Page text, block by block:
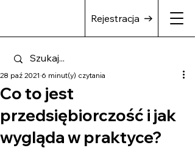
Rejestracja
Co to jest
przedsiębiorczość i jak
wygląda w praktyce?
28 paź 2021 6 minut(y) czytania